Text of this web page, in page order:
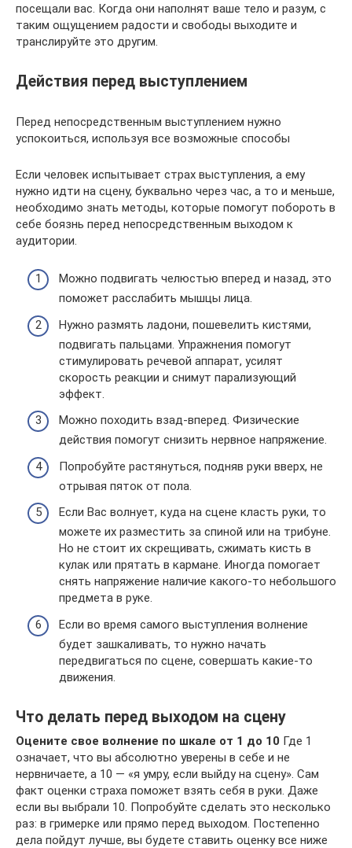
посещали вас. Когда они наполнят ваше тело и разум, с
таким ощущением радости и свободы выходите и
транслируйте это другим.
Действия перед выступлением
Перед непосредственным выступлением нужно
успокоиться, используя все возможные способы
Если человек испытывает страх выступления, а ему
нужно идти на сцену, буквально через час, а то и меньше,
необходимо знать методы, которые помогут побороть в
себе боязнь перед непосредственным выходом к
аудитории.
Можно подвигать челюстью вперед и назад, это
поможет расслабить мышцы лица.
Нужно размять ладони, пошевелить кистями,
подвигать пальцами. Упражнения помогут
стимулировать речевой аппарат, усилят
скорость реакции и снимут парализующий
эффект.
Можно походить взад-вперед. Физические
действия помогут снизить нервное напряжение.
Попробуйте растянуться, подняв руки вверх, не
отрывая пяток от пола.
Если Вас волнует, куда на сцене класть руки, то
можете их разместить за спиной или на трибуне.
Но не стоит их скрещивать, сжимать кисть в
кулак или прятать в кармане. Иногда помогает
снять напряжение наличие какого-то небольшого
предмета в руке.
Если во время самого выступления волнение
будет зашкаливать, то нужно начать
передвигаться по сцене, совершать какие-то
движения.
Что делать перед выходом на сцену
Оцените свое волнение по шкале от 1 до 10 Где 1
означает, что вы абсолютно уверены в себе и не
нервничаете, а 10 — «я умру, если выйду на сцену». Сам
факт оценки страха поможет взять себя в руки. Даже
если вы выбрали 10. Попробуйте сделать это несколько
раз: в гримерке или прямо перед выходом. Постепенно
дела пойдут лучше, вы будете ставить оценку все ниже